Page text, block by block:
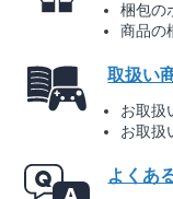
梱包の
商品の
取扱い
お取扱
お取扱
よくあ